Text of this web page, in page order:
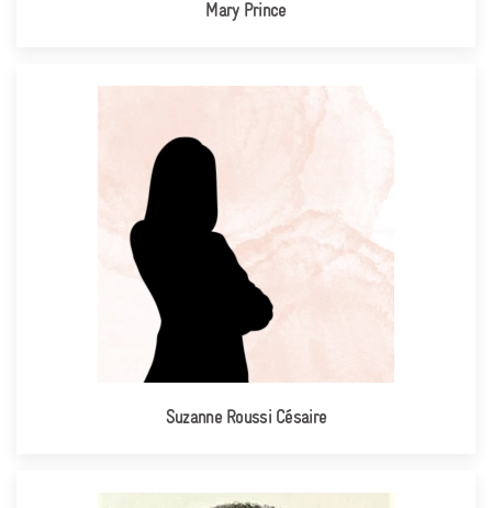
Mary Prince
Suzanne Roussi Césaire